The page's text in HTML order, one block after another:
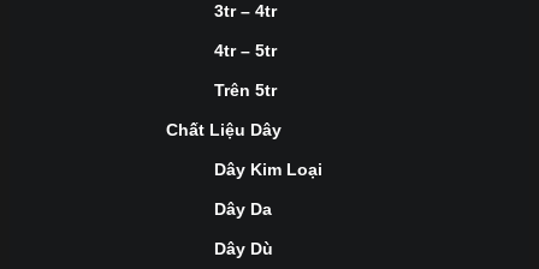
3tr – 4tr
4tr – 5tr
Trên 5tr
Chất Liệu Dây
Dây Kim Loại
Dây Da
Dây Dù